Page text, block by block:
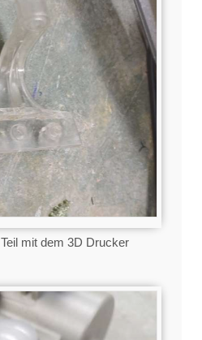
mit dem 3D Drucker